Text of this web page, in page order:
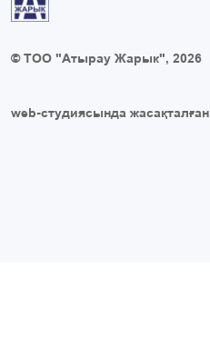
© ТОО "Атырау Жарык", 2026
web-студиясында жасақталған